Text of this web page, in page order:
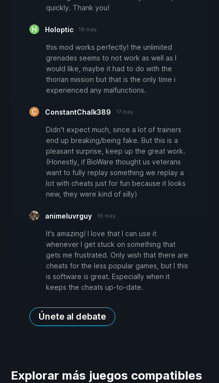
quickly. Thank you!
Holoptic 19 may.
this mod works perfectly! the unlimited
grenades seems to not work as well as I
would like, maybe it had to do with the
thorian mission but that is the only time i
experienced any malfunctions.
ConstantChalk389 17 may.
Didn't expect much, since a lot of trainers
end up breaking/being fake. But this is a
pleasant surprise, keep up the great work.
(Honestly, if BioWare thought us veterans
want to fully replay something we replay a
lot with cheats just for fun because it looks
new, they were kind of silly)
animeluvrguy 16 may.
It's amazing! I love that I can use it
whenever I get stuck on something that
gets me frustrated. Only wish that there are
cheats for the less popular games, but I this
is software is great. Especially when it
keeps the cheats up-to-date.
Únete al debate
Explorar más juegos compatibles